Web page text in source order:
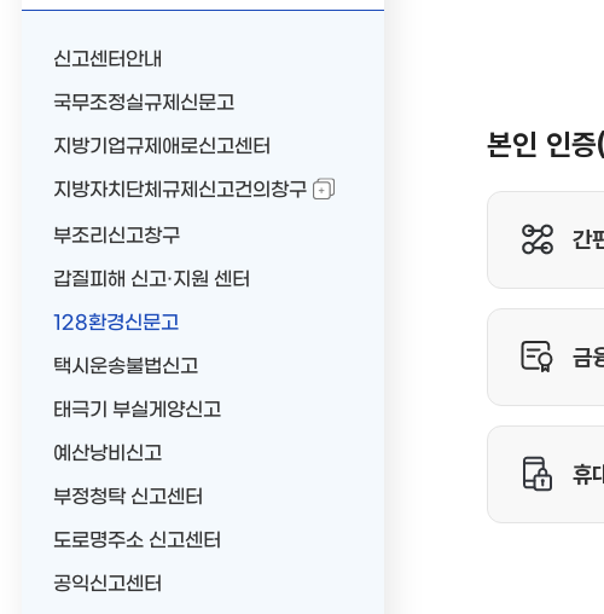
신고센터안내
국무조정실규제신문고
지방기업규제애로신고센터
지방자치단체규제신고건의창구
부조리신고창구
갑질피해 신고·지원 센터
128환경신문고
택시운송불법신고
태극기 부실게양신고
예산낭비신고
부정청탁 신고센터
도로명주소 신고센터
공익신고센터